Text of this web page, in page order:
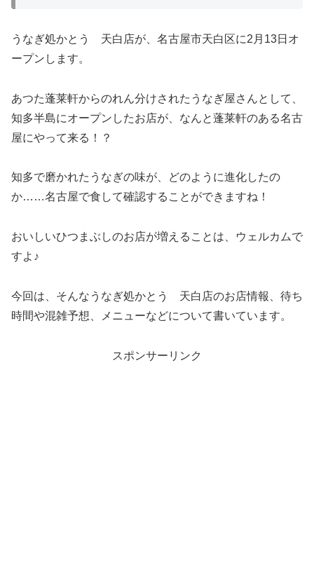
うなぎ処かとう 天白店が、名古屋市天白区に2月13日オ
ープンします。
あつた蓬莱軒からのれん分けされたうなぎ屋さんとして、
知多半島にオープンしたお店が、なんと蓬莱軒のある名古
屋にやって来る！？
知多で磨かれたうなぎの味が、どのように進化したの
か……名古屋で食して確認することができますね！
おいしいひつまぶしのお店が増えることは、ウェルカムで
すよ♪
今回は、そんなうなぎ処かとう 天白店のお店情報、待ち
時間や混雑予想、メニューなどについて書いています。
スポンサーリンク